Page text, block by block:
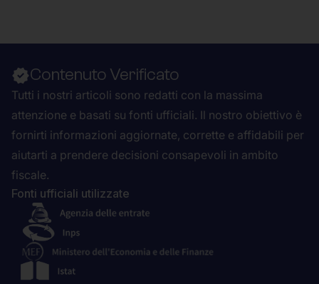
Contenuto Verificato
Tutti i nostri articoli sono redatti con la massima
attenzione e basati su fonti ufficiali. Il nostro obiettivo è
fornirti informazioni aggiornate, corrette e affidabili per
aiutarti a prendere decisioni consapevoli in ambito
fiscale.
Fonti ufficiali utilizzate